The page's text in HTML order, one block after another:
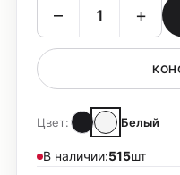
– +
Цвет: Белый
В наличии:515шт